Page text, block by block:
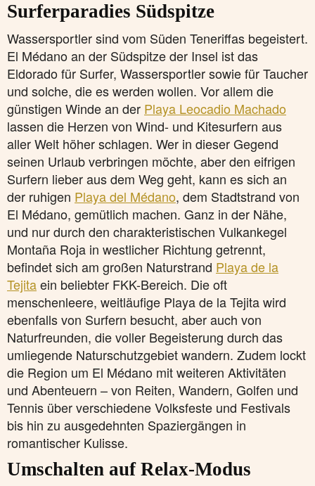
Surferparadies Südspitze
Wassersportler sind vom Süden Teneriffas begeistert.
El Médano an der Südspitze der Insel ist das
Eldorado für Surfer, Wassersportler sowie für Taucher
und solche, die es werden wollen. Vor allem die
günstigen Winde an der Playa Leocadio Machado
lassen die Herzen von Wind- und Kitesurfern aus
aller Welt höher schlagen. Wer in dieser Gegend
seinen Urlaub verbringen möchte, aber den eifrigen
Surfern lieber aus dem Weg geht, kann es sich an
der ruhigen Playa del Médano, dem Stadtstrand von
El Médano, gemütlich machen. Ganz in der Nähe,
und nur durch den charakteristischen Vulkankegel
Montaña Roja in westlicher Richtung getrennt,
befindet sich am großen Naturstrand Playa de la
Tejitaein beliebter FKK-Bereich. Die oft
menschenleere, weitläufige Playa de la Tejita wird
ebenfalls von Surfern besucht, aber auch von
Naturfreunden, die voller Begeisterung durch das
umliegende Naturschutzgebiet wandern. Zudem lockt
die Region um El Médano mit weiteren Aktivitäten
und Abenteuern – von Reiten, Wandern, Golfen und
Tennis über verschiedene Volksfeste und Festivals
bis hin zu ausgedehnten Spaziergängen in
romantischer Kulisse.
Umschalten auf Relax-Modus